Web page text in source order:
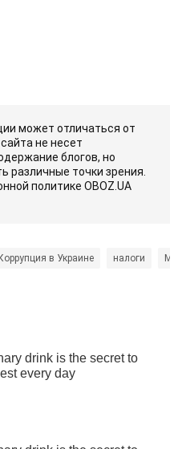
может отличаться от
не несет
блогов, но
различные точки зрения.
политике OBOZ.UA
в Украине налоги